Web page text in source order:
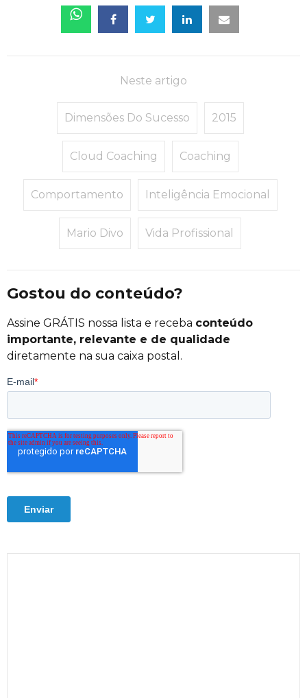
Neste artigo
Dimensões Do Sucesso 2015
Cloud Coaching Coaching
Comportamento Inteligência Emocional
Mario Divo Vida Profissional
Gostou do conteúdo?
Assine GRÁTIS nossa lista e receba conteúdo
importante, relevante e de qualidade
diretamente na sua caixa postal.